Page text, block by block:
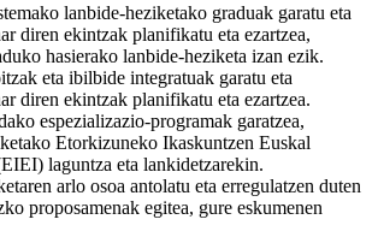
lanbide-heziketako graduak garatu eta
diren ekintzak planifikatu eta ezartzea,
hasierako lanbide-heziketa izan ezik.
eta ibilbide integratuak garatu eta
diren ekintzak planifikatu eta ezartzea.
espezializazio-programak garatzea,
Etorkizuneko Ikaskuntzen Euskal
laguntza eta lankidetzarekin.
arlo osoa antolatu eta erregulatzen duten
proposamenak egitea, gure eskumenen